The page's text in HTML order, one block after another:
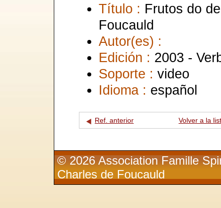
Título : Frutos do
Foucauld
Autor(es) :
Edición : 2003 -
Soporte : video
Idioma : español
Ref. anterior Volver a la
© 2026 Association Famille
Charles de Foucauld